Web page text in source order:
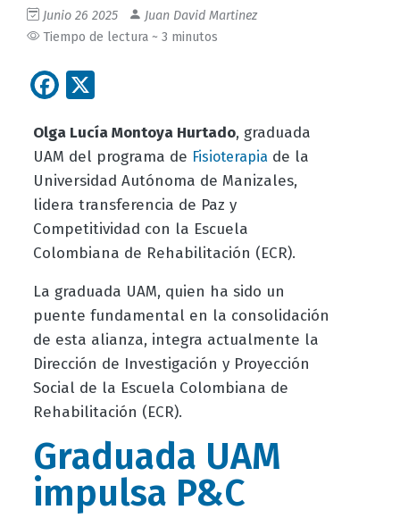
Junio 26 2025
Juan David Martinez
Tiempo de lectura ~ 3 minutos
Facebook
Olga Lucía Montoya Hurtado, graduada
UAM del programa de Fisioterapiade la
Universidad Autónoma de Manizales,
lidera transferencia de Paz y
Competitividad con la Escuela
Colombiana de Rehabilitación (ECR).
La graduada UAM, quien ha sido un
puente fundamental en la consolidación
de esta alianza, integra actualmente la
Dirección de Investigación y Proyección
Social de la Escuela Colombiana de
Rehabilitación (ECR).
Graduada UAM
impulsa P&C